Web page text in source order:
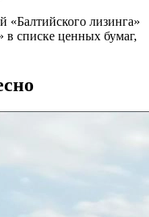
лизинга»
в списке ценных бумаг,